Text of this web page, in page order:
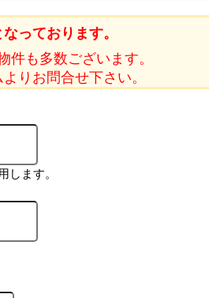
っております。
件も多数ございます。
りお問合せ下さい。
します。